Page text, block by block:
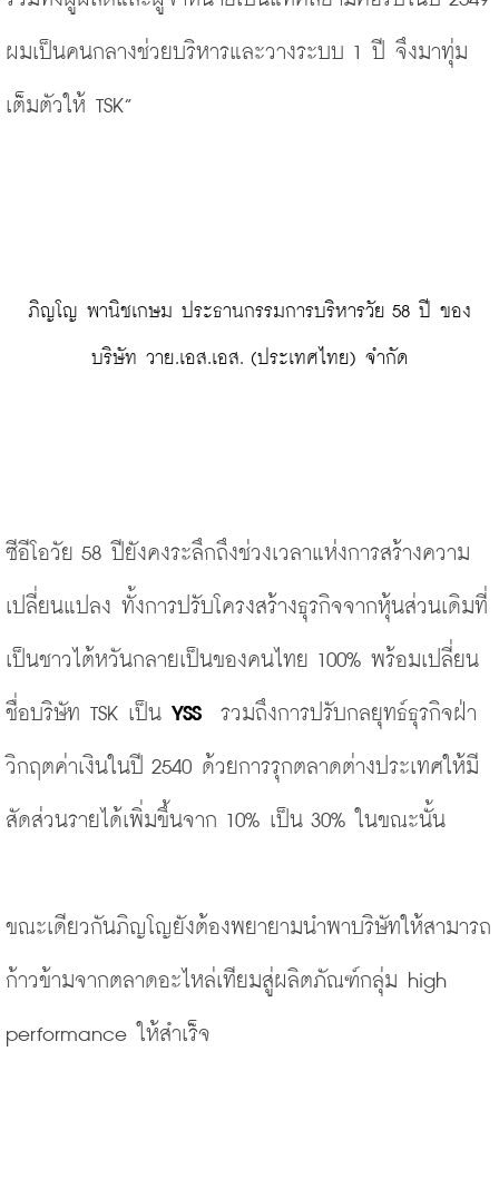
ผมเป็นคนกลางช่วยบริหารและวางระบบ 1 ปี จึงมาทุ่ม
เต็มตัวให้ TSK”
บริษัท วาย.เอส.เอส. (ประเทศไทย) จำกัด
ซีอีโอวัย 58 ปียังคงระลึกถึงช่วงเวลาแห่งการสร้างความ
เปลี่ยนแปลง ทั้งการปรับโครงสร้างธุรกิจจากหุ้นส่วนเดิมที่
เป็นชาวไต้หวันกลายเป็นของคนไทย 100% พร้อมเปลี่ยน
ชื่อบริษัท TSK เป็น YSS รวมถึงการปรับกลยุทธ์ธุรกิจฝ่า
วิกฤตค่าเงินในปี 2540 ด้วยการรุกตลาดต่างประเทศให้มี
สัดส่วนรายได้เพิ่มขึ้นจาก 10% เป็น 30% ในขณะนั้น
ขณะเดียวกันภิญโญยังต้องพยายามนำพาบริษัทให้สามารถ
ก้าวข้ามจากตลาดอะไหล่เทียมสู่ผลิตภัณฑ์กลุ่ม high
performance ให้สำเร็จ